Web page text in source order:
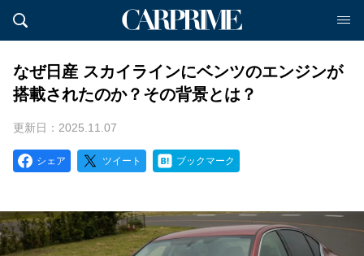
なぜ日産 スカイラインにベンツのエンジンが
搭載されたのか？その背景とは？
更新日：2025.11.07
シェア ツイート ブックマーク